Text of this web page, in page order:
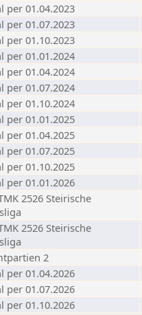
per 01.04.2023
per 01.07.2023
per 01.10.2023
per 01.01.2024
per 01.04.2024
per 01.07.2024
per 01.10.2024
per 01.01.2025
per 01.04.2025
per 01.07.2025
per 01.10.2025
per 01.01.2026
2526 Steirische
2526 Steirische
2
per 01.04.2026
per 01.07.2026
per 01.10.2026